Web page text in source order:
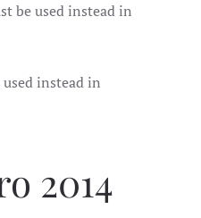
be used instead in
instead in
2014